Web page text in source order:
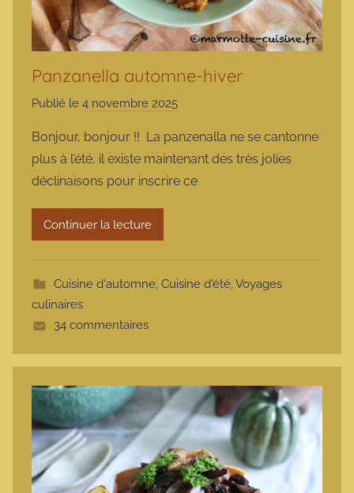
Panzanella automne-hiver
Publié le 4 novembre 2025
r
m
a
t
Bonjour, bonjour !! La panzenalla ne se cantonne
plus à l’été, il existe maintenant des très jolies
déclinaisons pour inscrire ce
Continuer la lecture
Cuisine d'automne, Cuisine d'été,Voyages
culinaires
34 commentaires